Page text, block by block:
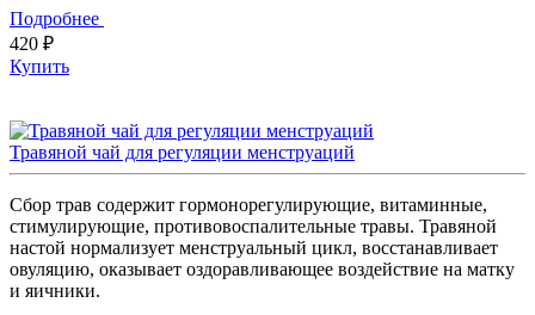
Подробнее
420 ₽
Купить
Травяной чай для регуляции менструаций
Сбор трав содержит гормонорегулирующие, витаминные,
стимулирующие, противовоспалительные травы. Травяной
настой нормализует менструальный цикл, восстанавливает
овуляцию, оказывает оздоравливающее воздействие на матку
и яичники.